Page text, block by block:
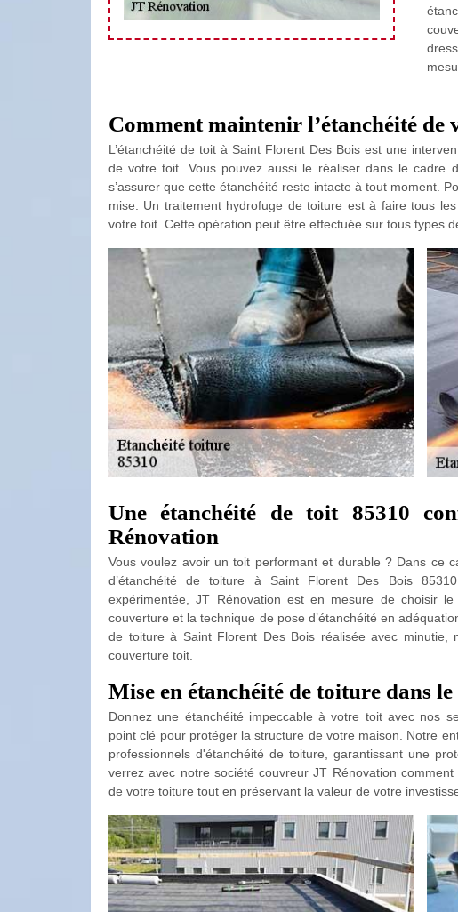
Comment maintenir l’étanchéité de
L’étanchéité de toit à Saint Florent Des Bois est une
de votre toit. Vous pouvez aussi le réaliser dans le cadre
s’assurer que cette étanchéité reste intacte à tout moment.
mise. Un traitement hydrofuge de toiture est à faire tous
votre toit. Cette opération peut être effectuée sur tous types
Une étanchéité de toit 85310
Rénovation
Vous voulez avoir un toit performant et durable ? Dans ce
d’étanchéité de toiture à Saint Florent Des Bois
expérimentée, JT Rénovation est en mesure de choisir
couverture et la technique de pose d’étanchéité en
de toiture à Saint Florent Des Bois réalisée avec minutie,
couverture toit.
Mise en étanchéité de toiture dans le
Donnez une étanchéité impeccable à votre toit avec nos
point clé pour protéger la structure de votre maison. Notre
professionnels d'étanchéité de toiture, garantissant une
verrez avec notre société couvreur JT Rénovation
de votre toiture tout en préservant la valeur de votre